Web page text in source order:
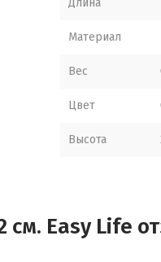
Длина
Материал
Вес
Цвет
Высота
см. Easy Life